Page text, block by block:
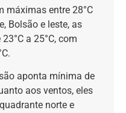
máximas entre 28°C
Bolsão e leste, as
a 25°C, com
aponta mínima de
aos ventos, eles
norte e